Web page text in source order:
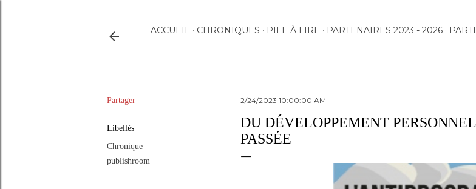
ACCUEIL CHRONIQUES PILE À LIRE PARTENAIRES 2023 - 2026
Partager
Libellés
Chronique
publishroom
2/24/2023 10:00:00 AM
DU DÉVELOPPEMENT
PASSÉE